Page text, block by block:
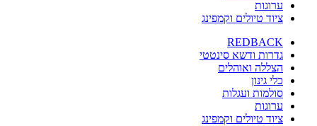
ערוגות
ציוד טיולים וקמפינג
REDBACK
גדרות ודשא סינטטי
הצללה ואוהלים
כלי גינון
סולמות ועגלות
ערוגות
ציוד טיולים וקמפינג